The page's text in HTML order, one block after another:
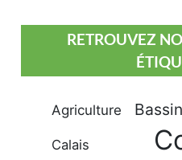
RETROUVEZ
Agriculture
Calais